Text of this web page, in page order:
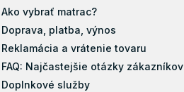
Ako vybrať matrac?
Doprava, platba, výnos
Reklamácia a vrátenie tovaru
FAQ: Najčastejšie otázky zákazníkov
Doplnkové služby